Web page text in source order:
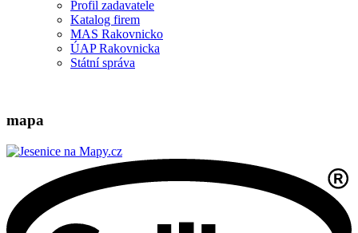
Profil zadavatele
Katalog firem
MAS Rakovnicko
ÚAP Rakovnicka
Státní správa
mapa